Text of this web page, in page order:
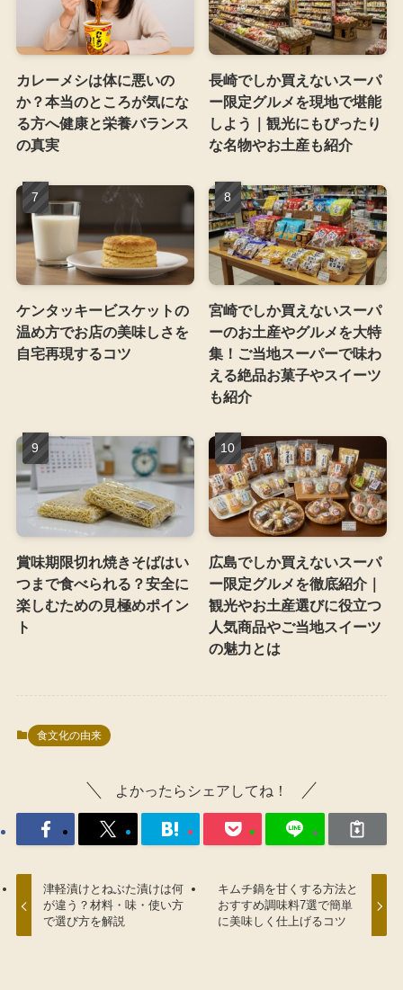
カレーメシは体に悪いの
か？本当のところが気にな
る方へ健康と栄養バランス
の真実
長崎でしか買えないスーパ
ー限定グルメを現地で堪能
しよう｜観光にもぴったり
な名物やお土産も紹介
ケンタッキービスケットの
温め方でお店の美味しさを
自宅再現するコツ
宮崎でしか買えないスーパ
ーのお土産やグルメを大特
集！ご当地スーパーで味わ
える絶品お菓子やスイーツ
も紹介
賞味期限切れ焼きそばはい
つまで食べられる？安全に
楽しむための見極めポイン
ト
広島でしか買えないスーパ
ー限定グルメを徹底紹介｜
観光やお土産選びに役立つ
人気商品やご当地スイーツ
の魅力とは
食文化の由来
よかったらシェアしてね！
津軽漬けとねぶた漬けは何
が違う？材料・味・使い方
で選び方を解説
キムチ鍋を甘くする方法と
おすすめ調味料7選で簡単
に美味しく仕上げるコツ